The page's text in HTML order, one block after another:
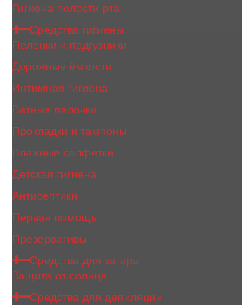
Гигиена полости рта
Средства гигиены
Пелёнки и подгузники
Дорожные ёмкости
Интимная гигиена
Ватные палочки
Прокладки и тампоны
Влажные салфетки
Детская гигиена
Антисептики
Первая помощь
Презервативы
Средства для загара
Защита от солнца
Средства для депиляции